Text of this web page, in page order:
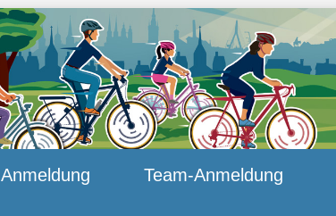
Anmeldung Team-Anmeldung